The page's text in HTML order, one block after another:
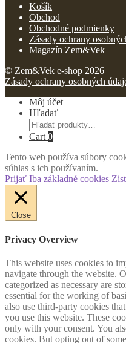
Košík
Obchod
Obchodné podmienky
Zásady ochrany
Magazín Zem&Vek
© Zem&Vek e-shop 2026
Zásady ochrany osobných
Môj účet
Hľadať
Hľadať:
Cart 0
Tento web používa súbory
súhlas s ich používaním.
Prijať Iba základné cookies
Close
Privacy Overview
This website uses cookies to
navigate through the website.
categorized as necessary are
essential for the working of
also use third-party cookies
you use this website. These
only with your consent. You
cookies. But opting out of